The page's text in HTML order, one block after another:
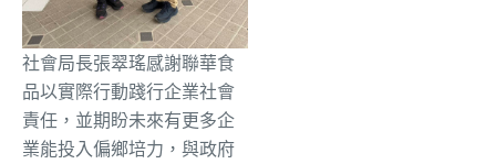
社會局長張翠瑤感謝聯華食
品以實際行動踐行企業社會
責任，並期盼未來有更多企
業能投入偏鄉培力，與政府